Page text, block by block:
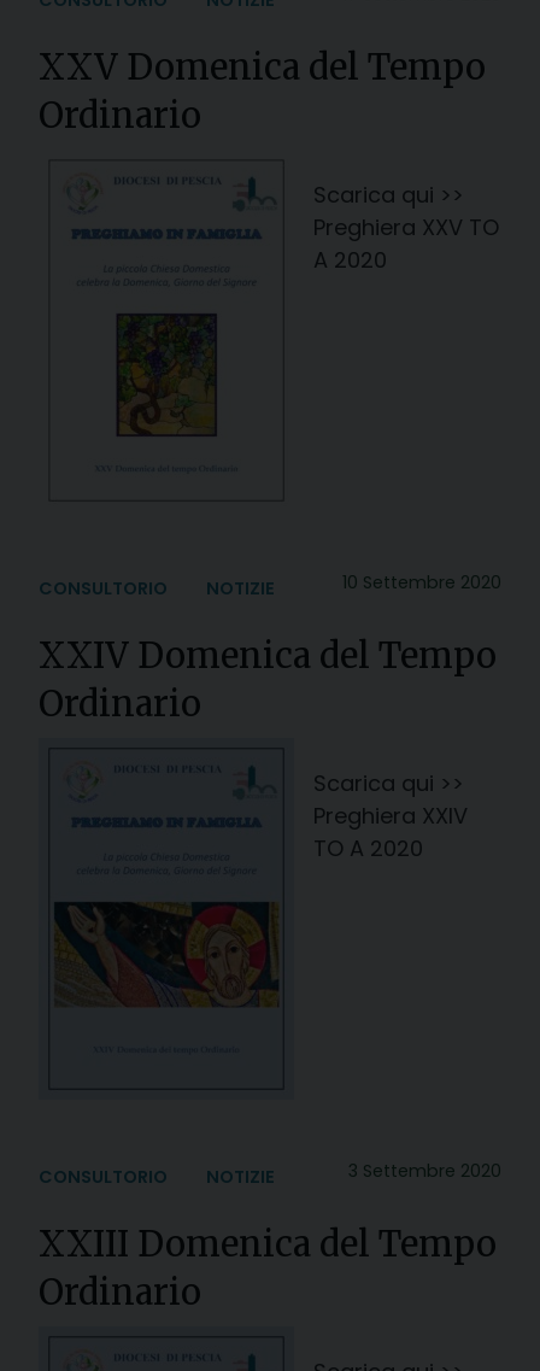
XXV Domenica del Tempo
Ordinario
Scarica qui >>
Preghiera XXV TO
A 2020
10 Settembre 2020
CONSULTORIO NOTIZIE
XXIV Domenica del Tempo
Ordinario
Scarica qui >>
Preghiera XXIV
TO A 2020
3 Settembre 2020
CONSULTORIO NOTIZIE
XXIII Domenica del Tempo
Ordinario